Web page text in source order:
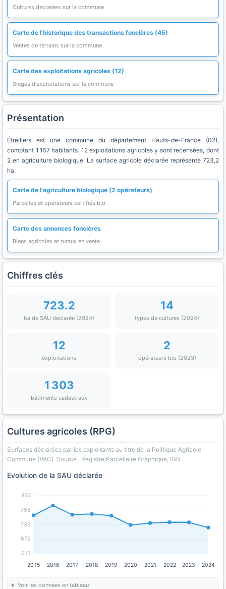
Cultures déclarées sur la commune
Carte de l'historique des transactions foncières (45)
Ventes de terrains sur la commune
Carte des exploitations agricoles (12)
Sieges d'exploitations sur la commune
Présentation
Étreillers est une commune du département Hauts-de-France (02),
comptant 1 157 habitants. 12 exploitations agricoles y sont recensées, dont
2 en agriculture biologique. La surface agricole déclarée représente 723,2
ha.
Carte de l'agriculture biologique (2 opérateurs)
Parcelles et opérateurs certifiés bio
Carte des annonces foncières
Biens agricoles et ruraux en vente
Chiffres clés
723.2
ha de SAU déclarée (2024)
14
types de cultures (2024)
12
exploitations
2
opérateurs bio (2023)
1 303
bâtiments cadastraux
Cultures agricoles (RPG)
Surfaces déclarées par les exploitants au titre de la Politique Agricole
Commune (PAC). Source : Registre Parcellaire Graphique, IGN.
Evolution de la SAU déclarée
615
675
735
795
855
2015 2016 2017 2018 2019 2020 2021 2022 2023 2024
Voir les données en tableau